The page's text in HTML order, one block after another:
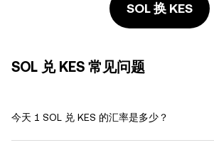
SOL 换 KES
SOL 兑 KES 常见问题
今天 1 SOL 兑 KES 的汇率是多少？